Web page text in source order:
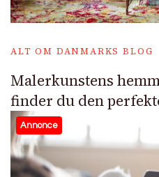
ALT OM DANMARKS BLOG
Malerkunstens
finder du den
Annonce